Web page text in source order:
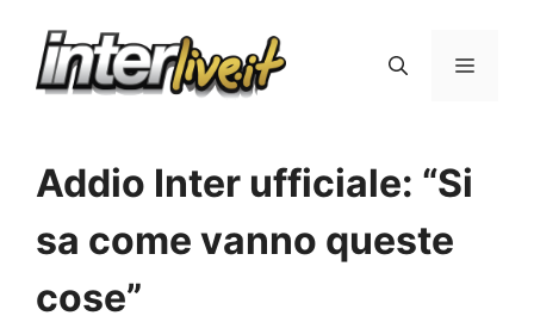
Menu
Addio Inter ufficiale: “Si
sa come vanno queste
cose”